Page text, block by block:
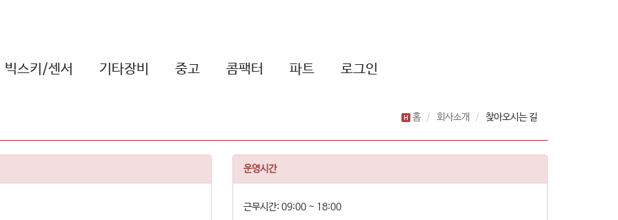
빅스키/센서 기타장비 중고 콤팩터 파트 로그인
홈 회사소개 찾아오시는 길
운영시간
근무시간: 09:00 ~ 18:00